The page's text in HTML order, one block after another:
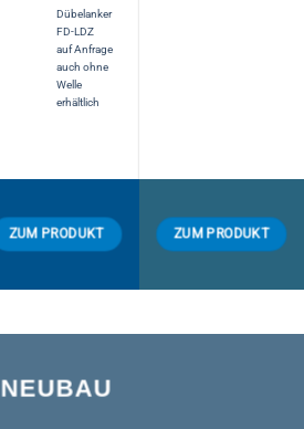
Dübelanker
FD-LDZ
auf Anfrage
auch ohne
Welle
erhältlich
ZUM PRODUKT ZUM PRODUKT
NEUBAU